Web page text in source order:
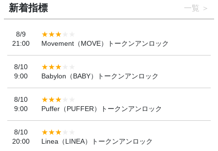
新着指標 一覧
8/9
21:00
Movement（MOVE）トークンアンロック
8/10
9:00
Babylon（BABY）トークンアンロック
8/10
9:00
Puffer（PUFFER）トークンアンロック
8/10
20:00
Linea（LINEA）トークンアンロック